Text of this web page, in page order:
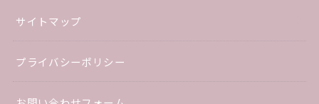
サイトマップ
プライバシーポリシー